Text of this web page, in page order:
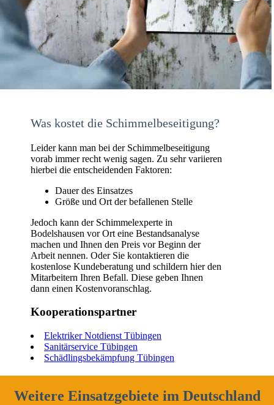
Was kostet die Schimmelbeseitigung?
Leider kann man bei der Schimmelbeseitigung
vorab immer recht wenig sagen. Zu sehr variieren
hierbei die entscheidenden Faktoren:
Dauer des Einsatzes
Größe und Ort der befallenen Stelle
Jedoch kann der Schimmelexperte in
Bodelshausen vor Ort eine Bestandsanalyse
machen und Ihnen den Preis vor Beginn der
Arbeit nennen. Oder Sie kontaktieren die
kostenlose Kundeberatung und schildern hier den
Mitarbeitern Ihren Befall. Diese geben Ihnen
dann einen Kostenvoranschlag.
Kooperationspartner
Elektriker Notdienst Tübingen
Sanitärservice Tübingen
Schädlingsbekämpfung Tübingen
Weitere Einsatzgebiete im Deutschland